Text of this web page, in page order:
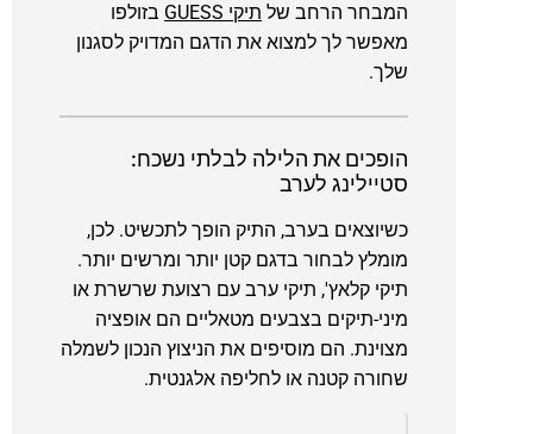
המבחר הרחב של תיקי GUESS
בזולפו
מאפשר לך למצוא את הדגם המדויק לסגנון
שלך.
הופכים את הלילה לבלתי נשכח:
סטיילינג לערב
כשיוצאים בערב, התיק הופך לתכשיט. לכן,
מומלץ לבחור בדגם קטן יותר ומרשים יותר.
תיקי קלאץ', תיקי ערב עם רצועת שרשרת או
מיני-תיקים בצבעים מטאליים הם אופציה
מצוינת. הם מוסיפים את הניצוץ הנכון לשמלה
שחורה קטנה או לחליפה אלגנטית.